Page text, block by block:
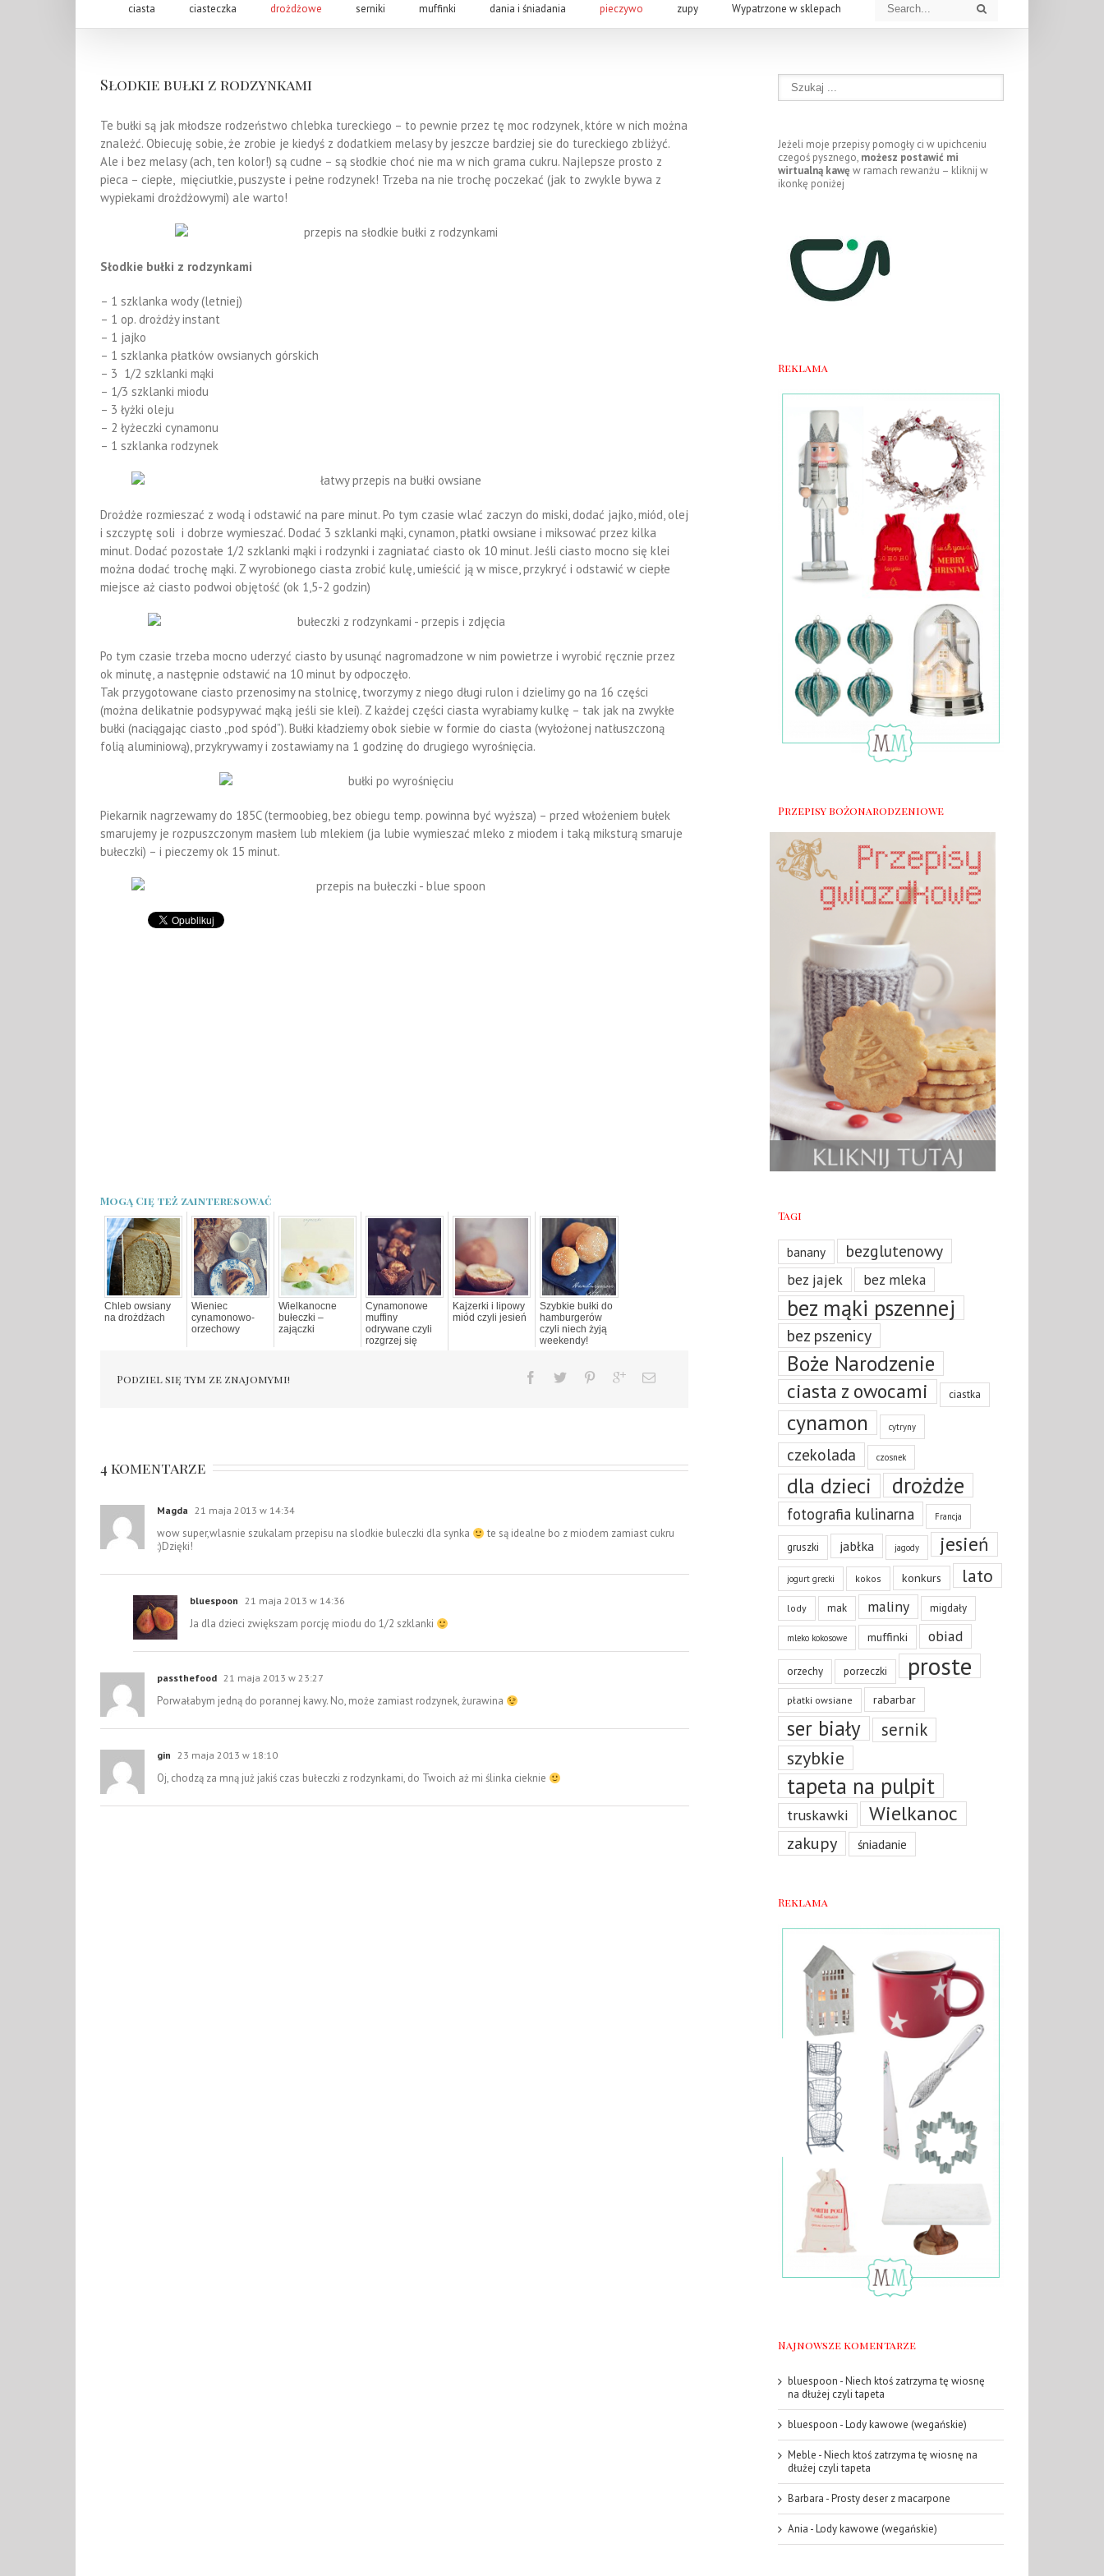
ciasta ciasteczka drożdżowe serniki muffinki dania i śniadania pieczywo zupy Wypatrzone w sklepach
Słodkie bułki z rodzynkami
Te bułki są jak młodsze rodzeństwo chlebka tureckiego – to pewnie przez tę moc rodzynek, które w nich można
znależć. Obiecuję sobie, że zrobie je kiedyś z dodatkiem melasy by jeszcze bardziej sie do tureckiego zbliżyć.
Ale i bez melasy (ach, ten kolor!) są cudne – są słodkie choć nie ma w nich grama cukru. Najlepsze prosto z
pieca – ciepłe, mięciutkie, puszyste i pełne rodzynek! Trzeba na nie trochę poczekać (jak to zwykle bywa z
wypiekami drożdżowymi) ale warto!
Słodkie bułki z rodzynkami
– 1 szklanka wody (letniej)
– 1 op. drożdży instant
– 1 jajko
– 1 szklanka płatków owsianych górskich
– 3 1/2 szklanki mąki
– 1/3 szklanki miodu
– 3 łyżki oleju
– 2 łyżeczki cynamonu
– 1 szklanka rodzynek
Drożdże rozmieszać z wodą i odstawić na pare minut. Po tym czasie wlać zaczyn do miski, dodać jajko, miód, olej
i szczyptę soli i dobrze wymieszać. Dodać 3 szklanki mąki, cynamon, płatki owsiane i miksować przez kilka
minut. Dodać pozostałe 1/2 szklanki mąki i rodzynki i zagniatać ciasto ok 10 minut. Jeśli ciasto mocno się klei
można dodać trochę mąki. Z wyrobionego ciasta zrobić kulę, umieścić ją w misce, przykryć i odstawić w ciepłe
miejsce aż ciasto podwoi objętość (ok 1,5-2 godzin)
Po tym czasie trzeba mocno uderzyć ciasto by usunąć nagromadzone w nim powietrze i wyrobić ręcznie przez
ok minutę, a następnie odstawić na 10 minut by odpoczęło.
Tak przygotowane ciasto przenosimy na stolnicę, tworzymy z niego długi rulon i dzielimy go na 16 części
(można delikatnie podsypywać mąką jeśli sie klei). Z każdej części ciasta wyrabiamy kulkę – tak jak na zwykłe
bułki (naciągając ciasto „pod spód”). Bułki kładziemy obok siebie w formie do ciasta (wyłożonej natłuszczoną
folią aluminiową), przykrywamy i zostawiamy na 1 godzinę do drugiego wyrośnięcia.
Piekarnik nagrzewamy do 185C (termoobieg, bez obiegu temp. powinna być wyższa) – przed włożeniem bułek
smarujemy je rozpuszczonym masłem lub mlekiem (ja lubie wymieszać mleko z miodem i taką miksturą smaruje
bułeczki) – i pieczemy ok 15 minut.
Mogą Cię też zainteresować
Chleb owsiany
na drożdżach
Wieniec
cynamonowo-
orzechowy
Wielkanocne
bułeczki –
zajączki
Cynamonowe
muffiny
odrywane czyli
rozgrzej się
Kajzerki i lipowy
miód czyli jesień
Szybkie bułki do
hamburgerów
czyli niech żyją
weekendy!
Podziel się tym ze znajomymi!
4 komentarze
Magda 21 maja 2013 w 14:34
wow super,wlasnie szukalam przepisu na slodkie buleczki dla synka
te są idealne bo z miodem zamiast cukru
:)Dzięki!
bluespoon 21 maja 2013 w 14:36
Ja dla dzieci zwiększam porcję miodu do 1/2 szklanki
passthefood 21 maja 2013 w 23:27
Porwałabym jedną do porannej kawy. No, może zamiast rodzynek, żurawina
gin 23 maja 2013 w 18:10
Oj, chodzą za mną już jakiś czas bułeczki z rodzynkami, do Twoich aż mi ślinka cieknie
Jeżeli moje przepisy pomogły ci w upichceniu
czegoś pysznego, możesz postawić mi
wirtualną kawę w ramach rewanżu – kliknij w
ikonkę poniżej
Reklama
Przepisy bożonarodzeniowe
Tagi
banany bezglutenowy
bez jajek bez mleka
bez mąki pszennej
bez pszenicy
Boże Narodzenie
ciasta z owocami ciastka
cynamon cytryny
czekolada czosnek
dla dzieci drożdże
fotografia kulinarna Francja
gruszki jabłka jagody jesień
jogurt grecki kokos konkurs lato
lody mak maliny migdały
mleko kokosowe muffinki obiad
orzechy porzeczki proste
płatki owsiane rabarbar
ser biały sernik
szybkie
tapeta na pulpit
truskawki Wielkanoc
zakupy śniadanie
Reklama
Najnowsze komentarze
bluespoon -Niech ktoś zatrzyma tę wiosnę
na dłużej czyli tapeta
bluespoon -Lody kawowe (wegańskie)
Meble -Niech ktoś zatrzyma tę wiosnę na
dłużej czyli tapeta
Barbara -Prosty deser z macarpone
Ania -Lody kawowe (wegańskie)